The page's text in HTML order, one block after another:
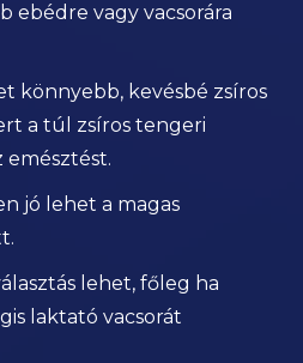
ebédre vagy vacsorára
könnyebb, kevésbé zsíros
a túl zsíros tengeri
emésztést.
jó lehet a magas
lehet, főleg ha
laktató vacsorát